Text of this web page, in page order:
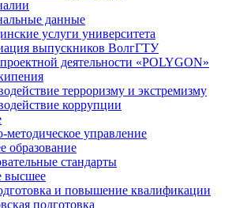
данные
услуги университета
выпускников ВолгГТУ
деятельности «POLYGON»
терроризму и экстремизму
коррупции
методическое управление
образование
стандарты
высшее
и повышение квалификации
подготовка